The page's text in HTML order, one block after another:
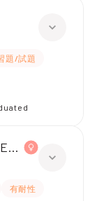
題/試題
有耐性